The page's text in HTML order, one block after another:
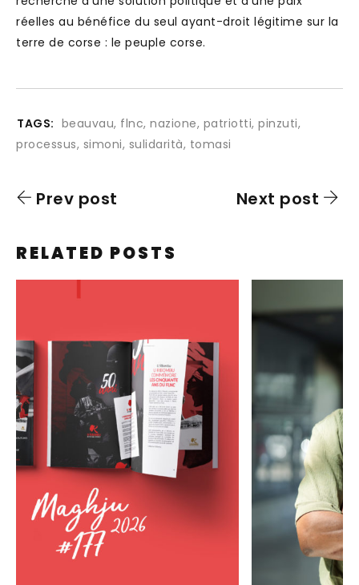
réelles au bénéfice du seul ayant-droit légitime sur la
terre de corse : le peuple corse.
TAGS: beauvau, flnc, nazione, patriotti, pinzuti,
processus, simoni, sulidarità, tomasi
Prev post Next post
RELATED POSTS